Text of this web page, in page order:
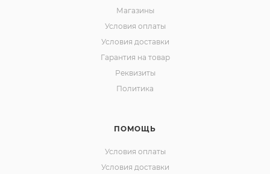
Магазины
Условия оплаты
Условия доставки
Гарантия на товар
Реквизиты
Политика
ПОМОЩЬ
Условия оплаты
Условия доставки